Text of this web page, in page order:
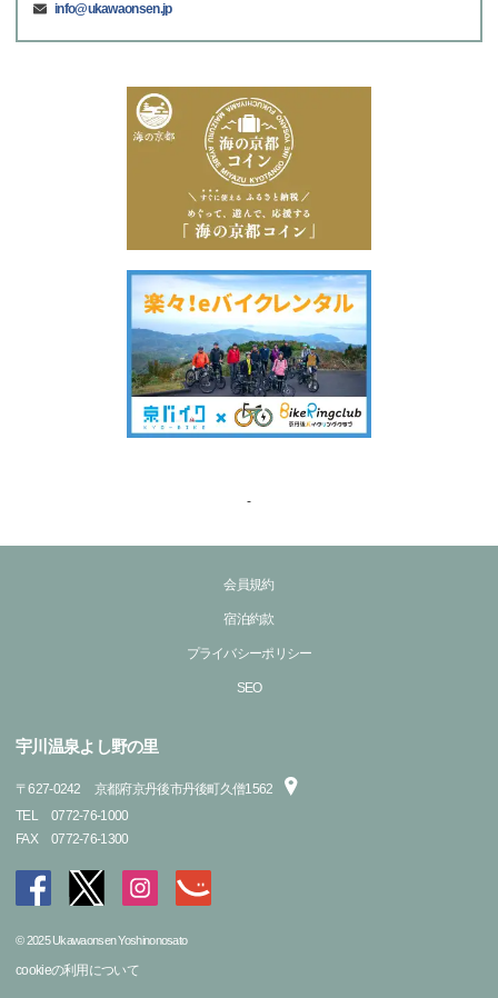
info@ukawaonsen.jp
-
会員規約
宿泊約款
プライバシーポリシー
SEO
宇川温泉よし野の里
〒627-0242
京都府京丹後市丹後町久僧1562
TEL
0772-76-1000
FAX
0772-76-1300
© 2025 Ukawaonsen Yoshinonosato
cookieの利用について